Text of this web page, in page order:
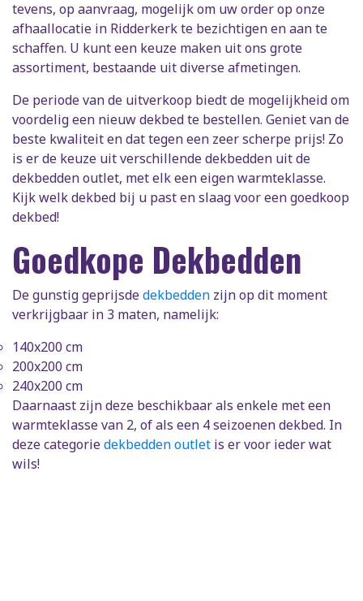
tevens, op aanvraag, mogelijk om uw order op onze
afhaallocatie in Ridderkerk te bezichtigen en aan te
schaffen. U kunt een keuze maken uit ons grote
assortiment, bestaande uit diverse afmetingen.
De periode van de uitverkoop biedt de mogelijkheid om
voordelig een nieuw dekbed te bestellen. Geniet van de
beste kwaliteit en dat tegen een zeer scherpe prijs! Zo
is er de keuze uit verschillende dekbedden uit de
dekbedden outlet, met elk een eigen warmteklasse.
Kijk welk dekbed bij u past en slaag voor een goedkoop
dekbed!
Goedkope Dekbedden
De gunstig geprijsdedekbedden zijn op dit moment
verkrijgbaar in 3 maten, namelijk:
140x200 cm
200x200 cm
240x200 cm
Daarnaast zijn deze beschikbaar als enkele met een
warmteklasse van 2, of als een 4 seizoenen dekbed. In
deze categoriedekbedden outlet is er voor ieder wat
wils!